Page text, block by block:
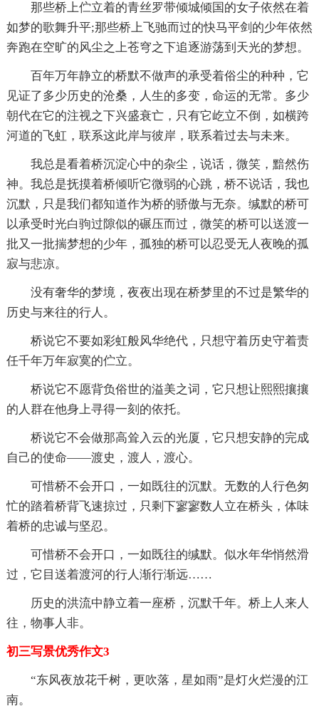
那些桥上伫立着的青丝罗带倾城倾国的女子依然在着
如梦的歌舞升平;那些桥上飞驰而过的快马平剑的少年依然
奔跑在空旷的风尘之上苍穹之下追逐游荡到天光的梦想。
百年万年静立的桥默不做声的承受着俗尘的种种，它
见证了多少历史的沧桑，人生的多变，命运的无常。多少
朝代在它的注视之下兴盛衰亡，只有它屹立不倒，如横跨
河道的飞虹，联系这此岸与彼岸，联系着过去与未来。
我总是看着桥沉淀心中的杂尘，说话，微笑，黯然伤
神。我总是抚摸着桥倾听它微弱的心跳，桥不说话，我也
沉默，只是我们都知道作为桥的骄傲与无奈。缄默的桥可
以承受时光白驹过隙似的碾压而过，微笑的桥可以送渡一
批又一批揣梦想的少年，孤独的桥可以忍受无人夜晚的孤
寂与悲凉。
没有奢华的梦境，夜夜出现在桥梦里的不过是繁华的
历史与来往的行人。
桥说它不要如彩虹般风华绝代，只想守着历史守着责
任千年万年寂寞的伫立。
桥说它不愿背负俗世的溢美之词，它只想让熙熙攘攘
的人群在他身上寻得一刻的依托。
桥说它不会做那高耸入云的光厦，它只想安静的完成
自己的使命——渡史，渡人，渡心。
可惜桥不会开口，一如既往的沉默。无数的人行色匆
忙的踏着桥背飞速掠过，只剩下寥寥数人立在桥头，体味
着桥的忠诚与坚忍。
可惜桥不会开口，一如既往的缄默。似水年华悄然滑
过，它目送着渡河的行人渐行渐远……
历史的洪流中静立着一座桥，沉默千年。桥上人来人
往，物事人非。
初三写景优秀作文3
“东风夜放花千树，更吹落，星如雨”是灯火烂漫的江
南。